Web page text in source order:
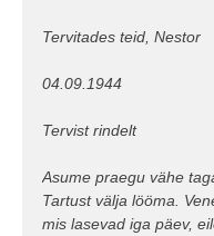
Tervitades teid, Nestor
04.09.1944
Tervist rindelt
Asume praegu vähe
Tartust välja lööma.
mis lasevad iga päev,